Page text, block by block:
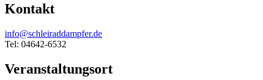
Kontakt
info@schleiraddampfer.de
Tel: 04642-6532
Veranstaltungsort